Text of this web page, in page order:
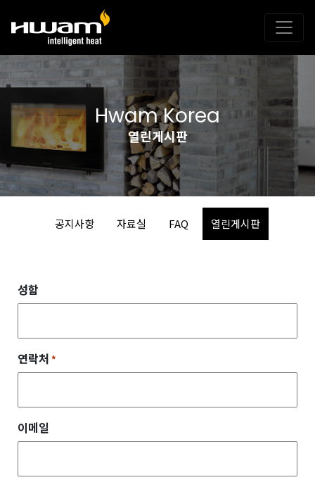
Hwam Korea
열린게시판
공지사항 자료실 FAQ 열린게시판
성함
연락처 *
이메일